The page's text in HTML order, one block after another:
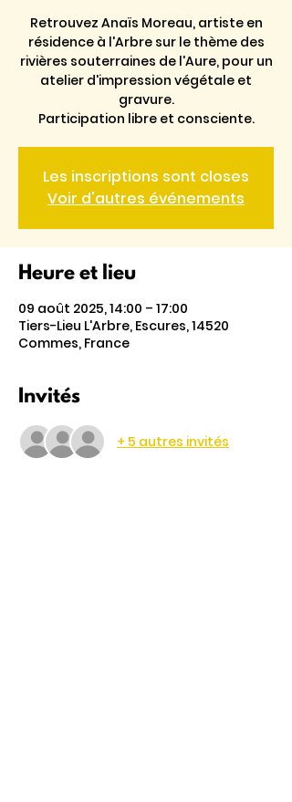
Retrouvez Anaïs Moreau, artiste en
résidence à l'Arbre sur le thème des
rivières souterraines de l'Aure, pour un
atelier d'impression végétale et
gravure.
Participation libre et consciente.
Les inscriptions sont closes
Voir d'autres événements
Heure et lieu
09 août 2025, 14:00 – 17:00
Tiers-Lieu L'Arbre, Escures, 14520
Commes, France
Invités
+ 5 autres invités